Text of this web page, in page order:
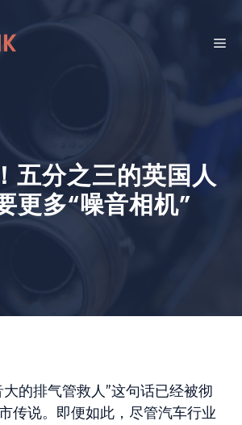
菜
五分之三的英国人
更多“噪音相机”
的排气管救人”这句话已经被彻
传说。即便如此，尽管汽车行业